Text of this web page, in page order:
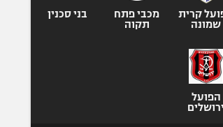
אומנויות לחימה
קרית
שמונה
מכבי פתח
תקוה
בני סכנין
הפועל
ירושלים